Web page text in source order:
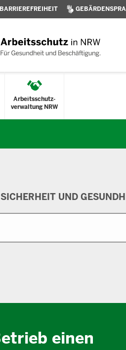
BARRIEREFREIHEIT
Arbeitsschutz-
verwaltung NRW
UND
einen